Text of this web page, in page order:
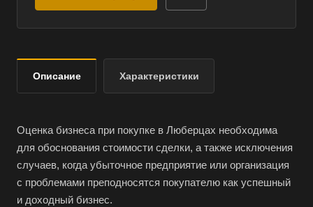
Описание Характеристики
Оценка бизнеса при покупке в Люберцах необходима
для обоснования стоимости сделки, а также исключения
случаев, когда убыточное предприятие или организация
с проблемами преподносятся покупателю как успешный
и доходный бизнес.